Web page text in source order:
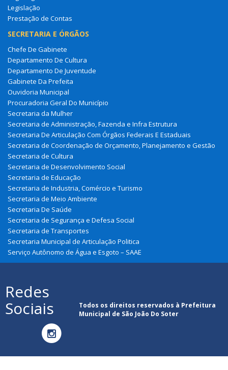
Legislação
Prestação de Contas
SECRETARIA E ÓRGÃOS
Chefe De Gabinete
Departamento De Cultura
Departamento De Juventude
Gabinete Da Prefeita
Ouvidoria Municipal
Procuradoria Geral Do Município
Secretaria da Mulher
Secretaria de Administração, Fazenda e Infra Estrutura
Secretaria De Articulação Com Órgãos Federais E Estaduais
Secretaria de Coordenação de Orçamento, Planejamento e Gestão
Secretaria de Cultura
Secretaria de Desenvolvimento Social
Secretaria de Educação
Secretaria de Industria, Comércio e Turismo
Secretaria de Meio Ambiente
Secretaria De Saúde
Secretaria de Segurança e Defesa Social
Secretaria de Transportes
Secretaria Municipal de Articulação Politica
Serviço Autônomo de Água e Esgoto – SAAE
Redes
Sociais
Todos os direitos reservados à Prefeitura
Municipal de São João Do Soter